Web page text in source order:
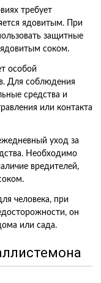
требует
ядовитым. При
защитные
ядовитым соком.
особой
Для соблюдения
средства и
или контакта
уход за
Необходимо
вредителей,
человека, при
он
или сада.